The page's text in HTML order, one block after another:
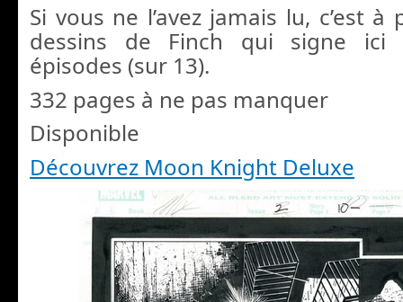
Si vous ne l’avez jamais lu, c’est
dessins de Finch qui signe ici
épisodes (sur 13).
332 pages à ne pas manquer
Disponible
Découvrez Moon Knight Deluxe